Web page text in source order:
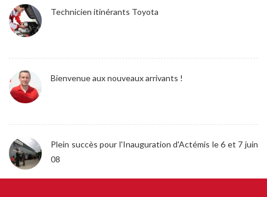
Technicien itinérants Toyota
Bienvenue aux nouveaux arrivants !
Plein succès pour l'Inauguration d'Actémis le 6 et 7 juin
08